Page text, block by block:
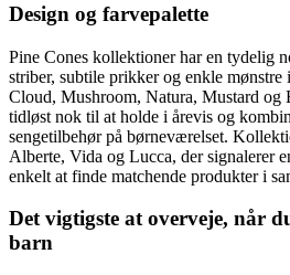
Design og farvepalette
Pine Cones kollektioner har en tydelig
striber, subtile prikker og enkle mønstre
Cloud, Mushroom, Natura, Mustard og
tidløst nok til at holde i årevis og
sengetilbehør på børneværelset.
Alberte, Vida og Lucca, der signalerer
enkelt at finde matchende produkter i
Det vigtigste at overveje, når
barn